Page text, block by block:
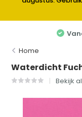
Home
Waterdicht
Bekijk